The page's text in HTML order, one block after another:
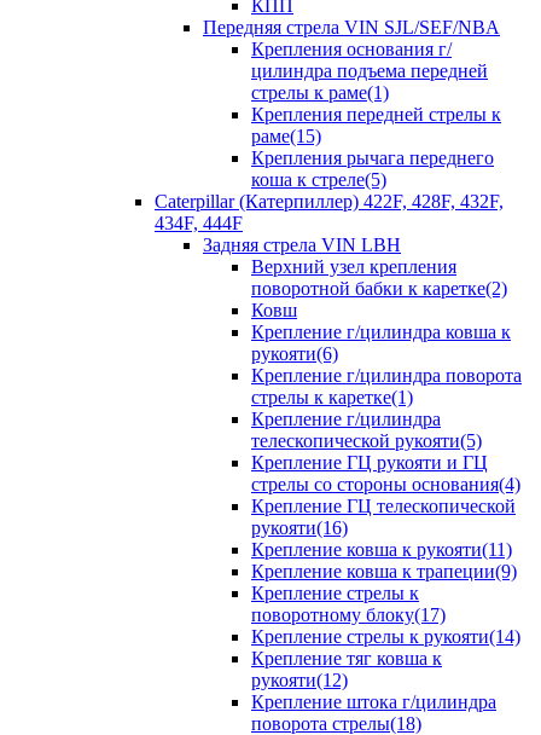
КПП
Передняя стрела VIN SJL/SEF/NBA
Крепления основания г/
цилиндра подъема передней
стрелы к раме(1)
Крепления передней стрелы к
раме(15)
Крепления рычага переднего
коша к стреле(5)
Caterpillar (Катерпиллер) 422F, 428F, 432F,
434F, 444F
Задняя стрела VIN LBH
Верхний узел крепления
поворотной бабки к каретке(2)
Ковш
Крепление г/цилиндра ковша к
рукояти(6)
Крепление г/цилиндра поворота
стрелы к каретке(1)
Крепление г/цилиндра
телескопической рукояти(5)
Крепление ГЦ рукояти и ГЦ
стрелы со стороны основания(4)
Крепление ГЦ телескопической
рукояти(16)
Крепление ковша к рукояти(11)
Крепление ковша к трапеции(9)
Крепление стрелы к
поворотному блоку(17)
Крепление стрелы к рукояти(14)
Крепление тяг ковша к
рукояти(12)
Крепление штока г/цилиндра
поворота стрелы(18)